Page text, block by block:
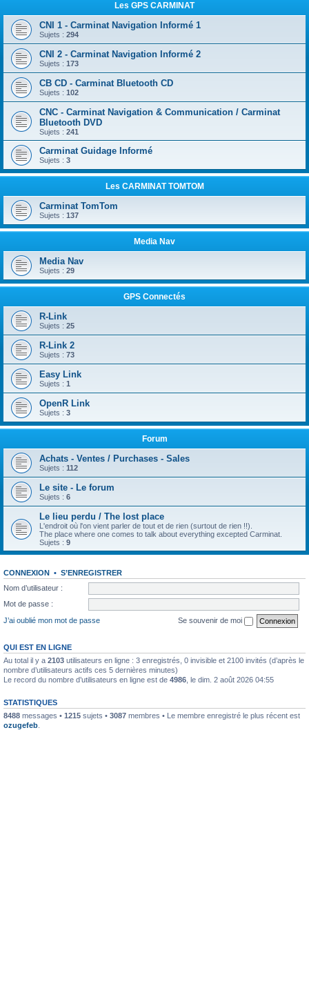
Les GPS CARMINAT
CNI 1 - Carminat Navigation Informé 1
Sujets : 294
CNI 2 - Carminat Navigation Informé 2
Sujets : 173
CB CD - Carminat Bluetooth CD
Sujets : 102
CNC - Carminat Navigation & Communication / Carminat
Bluetooth DVD
Sujets : 241
Carminat Guidage Informé
Sujets : 3
Les CARMINAT TOMTOM
Carminat TomTom
Sujets : 137
Media Nav
Media Nav
Sujets : 29
GPS Connectés
R-Link
Sujets : 25
R-Link 2
Sujets : 73
Easy Link
Sujets : 1
OpenR Link
Sujets : 3
Forum
Achats - Ventes / Purchases - Sales
Sujets : 112
Le site - Le forum
Sujets : 6
Le lieu perdu / The lost place
L'endroit où l'on vient parler de tout et de rien (surtout de rien !!).
The place where one comes to talk about everything excepted Carminat.
Sujets : 9
CONNEXION • S’ENREGISTRER
Nom d’utilisateur :
Mot de passe :
J’ai oublié mon mot de passe
Se souvenir de moi
QUI EST EN LIGNE
Au total il y a 2103 utilisateurs en ligne : 3 enregistrés, 0 invisible et 2100 invités (d’après le
nombre d’utilisateurs actifs ces 5 dernières minutes)
Le record du nombre d’utilisateurs en ligne est de 4986 , le dim. 2 août 2026 04:55
STATISTIQUES
8488 messages • 1215 sujets • 3087 membres • Le membre enregistré le plus récent est
ozugefeb